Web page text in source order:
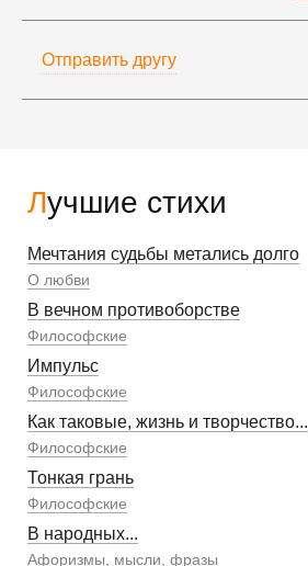
Лучшие стихи
Мечтания судьбы метались долго
О любви
В вечном противоборстве
Философские
Импульс
Философские
Как таковые, жизнь и творчество...
Философские
Тонкая грань
Философские
В народных...
Афоризмы, мысли, фразы
Отправить другу